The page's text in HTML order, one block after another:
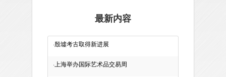
最新内容
·殷墟考古取得新进展
· 上海举办国际艺术品交易周